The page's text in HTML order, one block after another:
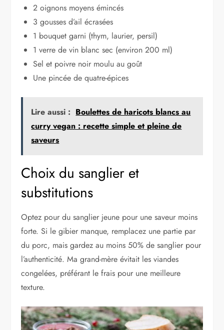
2 oignons moyens émincés
3 gousses d’ail écrasées
1 bouquet garni (thym, laurier, persil)
1 verre de vin blanc sec (environ 200 ml)
Sel et poivre noir moulu au goût
Une pincée de quatre-épices
Lire aussi : Boulettes de haricots blancs au
curry vegan : recette simple et pleine de
saveurs
Choix du sanglier et
substitutions
Optez pour du sanglier jeune pour une saveur moins
forte. Si le gibier manque, remplacez une partie par
du porc, mais gardez au moins 50% de sanglier pour
l’authenticité. Ma grand-mère évitait les viandes
congelées, préférant le frais pour une meilleure
texture.